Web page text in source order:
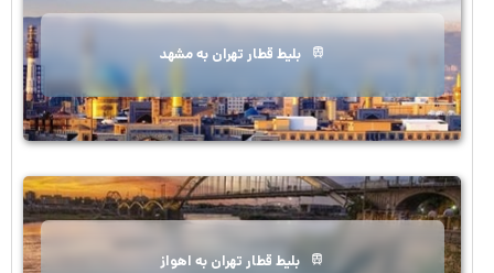
بلیط قطار تهران به مشهد
بلیط قطار تهران به اهواز